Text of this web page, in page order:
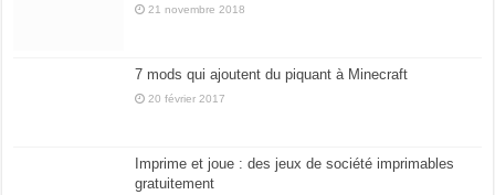
21 novembre 2018
7 mods qui ajoutent du piquant à Minecraft
20 février 2017
Imprime et joue : des jeux de société imprimables
gratuitement